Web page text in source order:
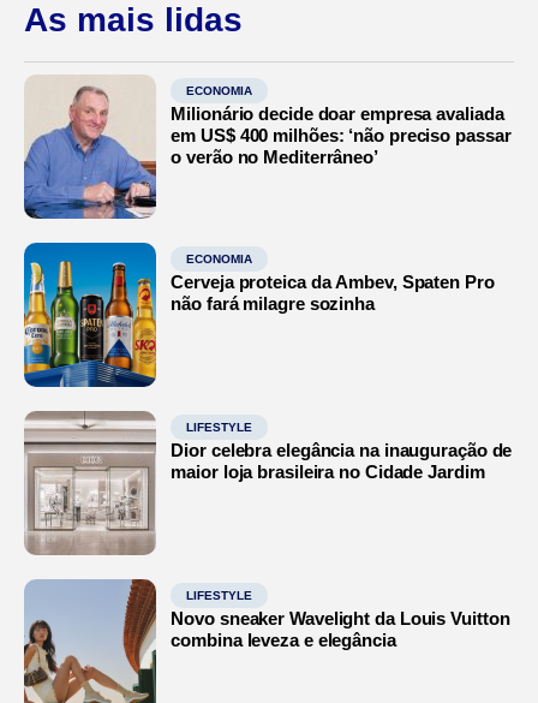
As mais lidas
ECONOMIA
Milionário decide doar empresa avaliada
em US$ 400 milhões: ‘não preciso passar
o verão no Mediterrâneo’
ECONOMIA
Cerveja proteica da Ambev, Spaten Pro
não fará milagre sozinha
LIFESTYLE
Dior celebra elegância na inauguração de
maior loja brasileira no Cidade Jardim
LIFESTYLE
Novo sneaker Wavelight da Louis Vuitton
combina leveza e elegância